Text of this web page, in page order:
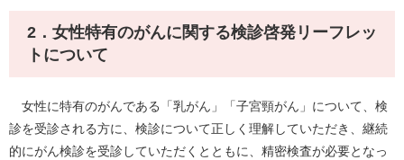
2．女性特有のがんに関する検診啓発リーフレッ
トについて
女性に特有のがんである「乳がん」「子宮頸がん」について、検
診を受診される方に、検診について正しく理解していただき、継続
的にがん検診を受診していただくとともに、精密検査が必要となっ